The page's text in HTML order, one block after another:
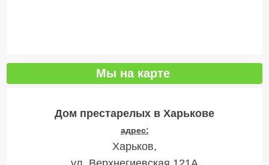
Мы на карте
Дом престарелых в Харькове
адрес:
Харьков,